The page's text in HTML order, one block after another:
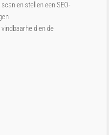
en stellen een SEO-
en de